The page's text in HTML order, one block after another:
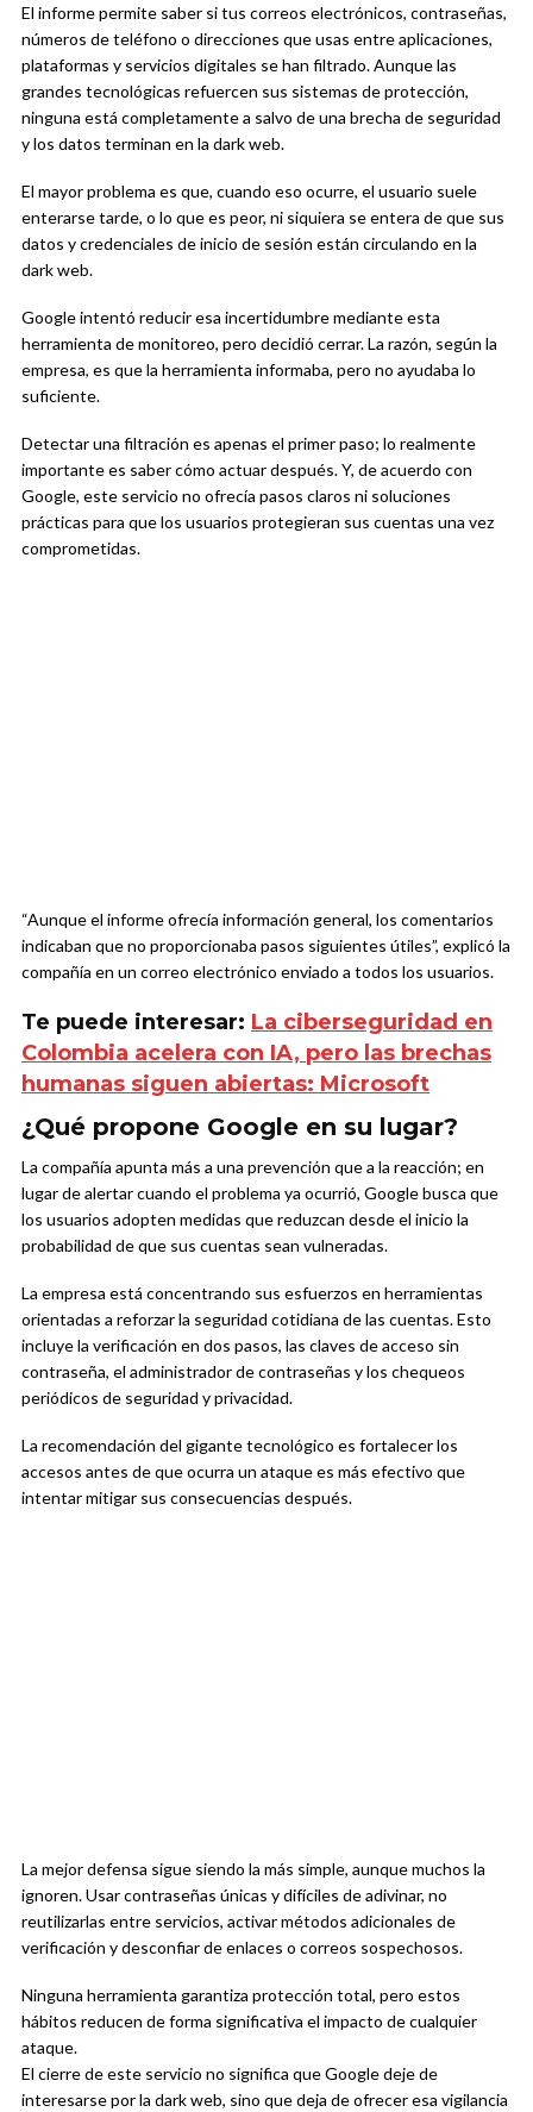
El informe permite saber si tus correos electrónicos, contraseñas,
números de teléfono o direcciones que usas entre aplicaciones,
plataformas y servicios digitales se han filtrado. Aunque las
grandes tecnológicas refuercen sus sistemas de protección,
ninguna está completamente a salvo de una brecha de seguridad
y los datos terminan en la dark web.
El mayor problema es que, cuando eso ocurre, el usuario suele
enterarse tarde, o lo que es peor, ni siquiera se entera de que sus
datos y credenciales de inicio de sesión están circulando en la
dark web.
Google intentó reducir esa incertidumbre mediante esta
herramienta de monitoreo, pero decidió cerrar. La razón, según la
empresa, es que la herramienta informaba, pero no ayudaba lo
suficiente.
Detectar una filtración es apenas el primer paso; lo realmente
importante es saber cómo actuar después. Y, de acuerdo con
Google, este servicio no ofrecía pasos claros ni soluciones
prácticas para que los usuarios protegieran sus cuentas una vez
comprometidas.
“Aunque el informe ofrecía información general, los comentarios
indicaban que no proporcionaba pasos siguientes útiles”, explicó la
compañía en un correo electrónico enviado a todos los usuarios.
Te puede interesar: La ciberseguridad en
Colombia acelera con IA, pero las brechas
humanas siguen abiertas: Microsoft
¿Qué propone Google en su lugar?
La compañía apunta más a una prevención que a la reacción; en
lugar de alertar cuando el problema ya ocurrió, Google busca que
los usuarios adopten medidas que reduzcan desde el inicio la
probabilidad de que sus cuentas sean vulneradas.
La empresa está concentrando sus esfuerzos en herramientas
orientadas a reforzar la seguridad cotidiana de las cuentas. Esto
incluye la verificación en dos pasos, las claves de acceso sin
contraseña, el administrador de contraseñas y los chequeos
periódicos de seguridad y privacidad.
La recomendación del gigante tecnológico es fortalecer los
accesos antes de que ocurra un ataque es más efectivo que
intentar mitigar sus consecuencias después.
La mejor defensa sigue siendo la más simple, aunque muchos la
ignoren. Usar contraseñas únicas y difíciles de adivinar, no
reutilizarlas entre servicios, activar métodos adicionales de
verificación y desconfiar de enlaces o correos sospechosos.
Ninguna herramienta garantiza protección total, pero estos
hábitos reducen de forma significativa el impacto de cualquier
ataque.
El cierre de este servicio no significa que Google deje de
interesarse por la dark web, sino que deja de ofrecer esa vigilancia